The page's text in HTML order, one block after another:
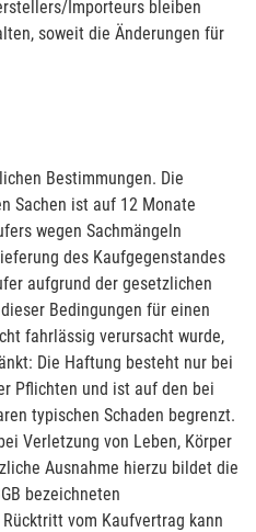
Importeurs bleiben
soweit die Änderungen für
Bestimmungen. Die
Sachen ist auf 12 Monate
wegen Sachmängeln
des Kaufgegenstandes
aufgrund der gesetzlichen
Bedingungen für einen
fahrlässig verursacht wurde,
Die Haftung besteht nur bei
Pflichten und ist auf den bei
typischen Schaden begrenzt.
Verletzung von Leben, Körper
Ausnahme hierzu bildet die
bezeichneten
vom Kaufvertrag kann